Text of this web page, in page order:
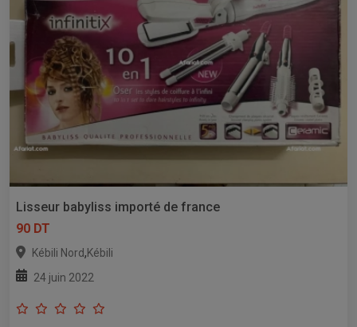
Lisseur babyliss importé de france
90 DT
Kébili Nord,Kébili
24 juin 2022